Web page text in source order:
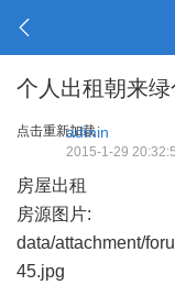
个人出租朝来
点击重新加载
admin
2015-1-29
房屋出租
房源图片:
data/attachment/
45.jpg